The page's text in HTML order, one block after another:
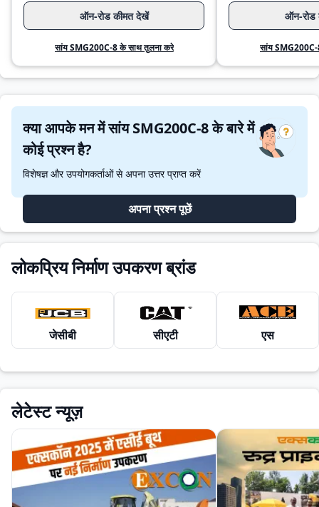
ऑन-रोड कीमत देखें
सांय SMG200C-8 के साथ तुलना करे
ऑन-रोड
सांय
क्या आपके मन में सांय SMG200C-8 के बारे में
कोई प्रश्न है?
विशेषज्ञ और उपयोगकर्ताओं से अपना उत्तर प्राप्त करें
अपना प्रश्न पूछें
लोकप्रिय निर्माण उपकरण ब्रांड
जेसीबी सीएटी एस
लेटेस्ट न्यूज़